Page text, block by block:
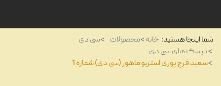
شما اینجا هستید: خانه محصولات
سی دی
دیسک های سی دی
سعید فرج پوری استریو ماهور (سی دی) شماره 1